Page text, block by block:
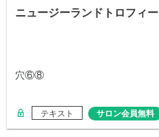
ニュージーランドトロフィー
穴⑥⑧
テキスト サロン会員無料